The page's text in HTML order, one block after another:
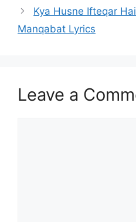
Kya Husne Ifteqar
Manqabat Lyrics
Leave a